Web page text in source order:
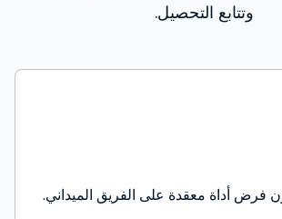
وتتابع التحصيل.